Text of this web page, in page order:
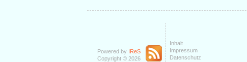
Powered by IReS
Copyright © 2026
Inhalt
Impressum
Datenschutz